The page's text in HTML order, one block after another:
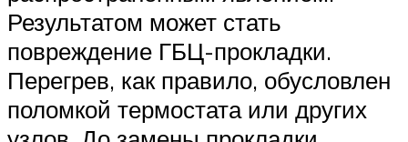
Результатом может стать
повреждение ГБЦ-прокладки.
Перегрев, как правило, обусловлен
поломкой термостата или других